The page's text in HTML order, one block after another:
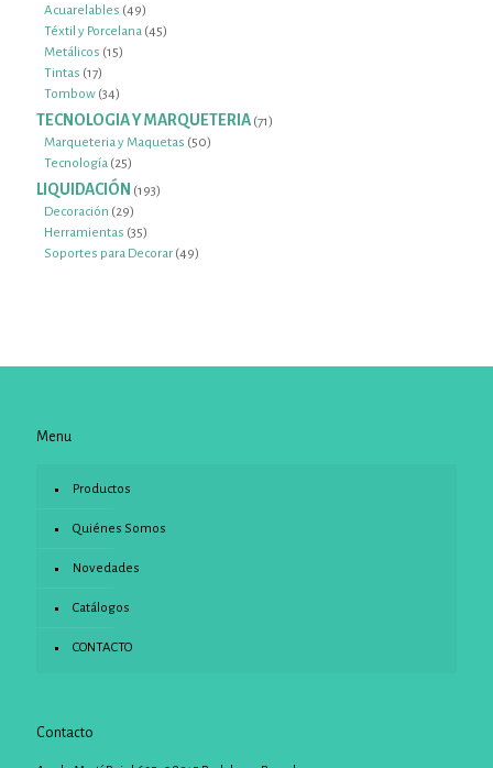
productos
Acuarelables 4949
productos
Téxtil y Porcelana 4545
Metálicos 1515
Tintas 1717
productos
Tombow 3434
productos
TECNOLOGIA Y MARQUETERIA 7171
Marqueteria y Maquetas 5050
Tecnología 2525
productos
LIQUIDACIÓN 193193
Decoración 2929
productos
Herramientas 3535
productos
Soportes para Decorar 4949
Menu
Productos
Quiénes Somos
Novedades
Catálogos
CONTACTO
Contacto